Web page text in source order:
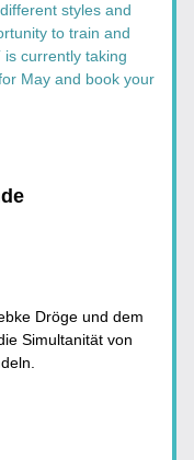
styles and
to train and
currently taking
May and book your
Dröge und dem
Simultanität von